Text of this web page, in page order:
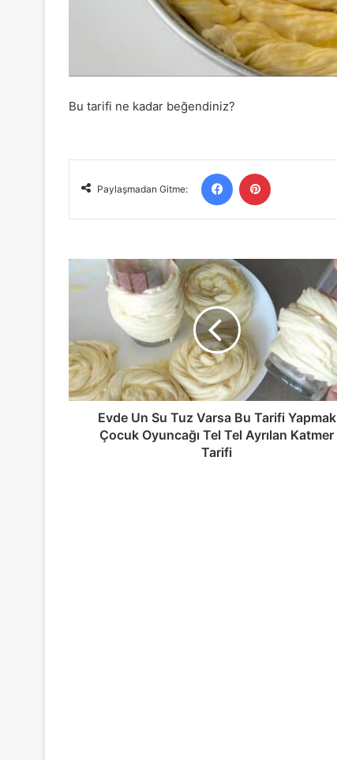
Bu tarifi ne kadar beğendiniz?
Paylaşmadan Gitme:
Facebook
Evde
Un
Bu
Tarifi
Yapmak
Çocuk
OyuncağıEvde Un Su Tuz Varsa Bu Tarifi Yapmak
Çocuk Oyuncağı Tel Tel Ayrılan Katmer
Tarifi